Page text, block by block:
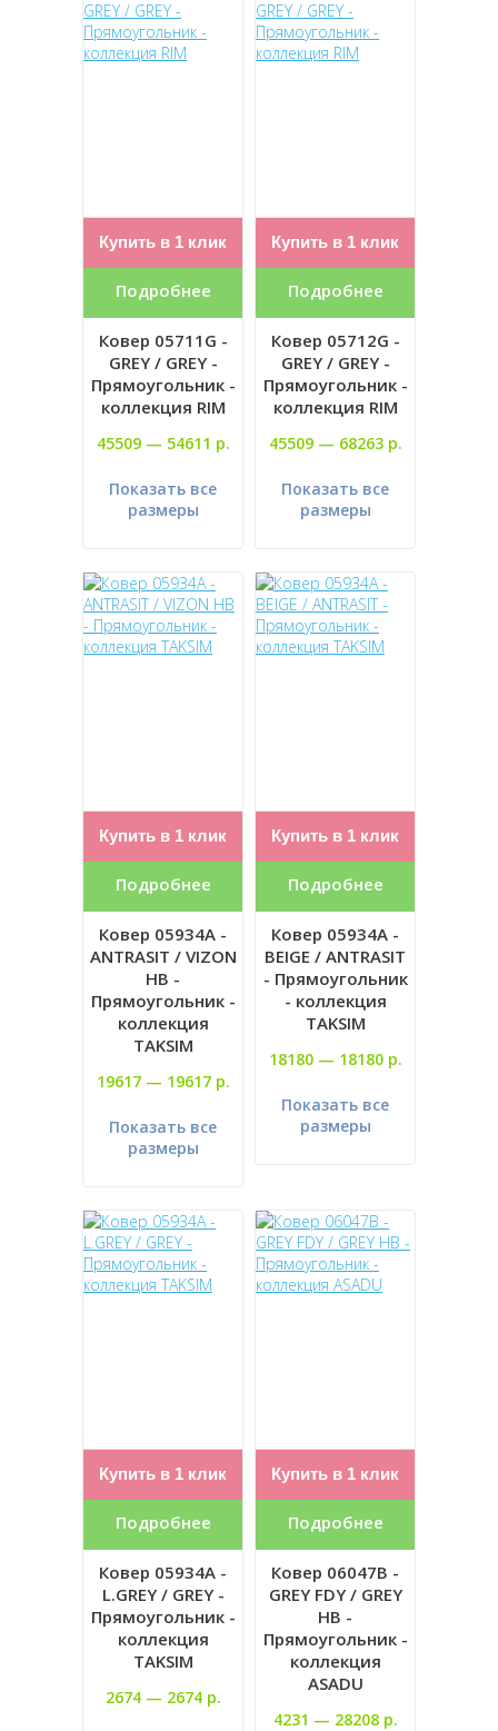
Купить в 1 клик
Подробнее
Ковер 05711G -
GREY / GREY -
Прямоугольник -
коллекция RIM
45509 — 54611 р.
Показать все
размеры
Купить в 1 клик
Подробнее
Ковер 05712G -
GREY / GREY -
Прямоугольник -
коллекция RIM
45509 — 68263 р.
Показать все
размеры
Купить в 1 клик
Подробнее
Ковер 05934A -
ANTRASIT / VIZON
HB -
Прямоугольник -
коллекция
TAKSIM
19617 — 19617 р.
Показать все
размеры
Купить в 1 клик
Подробнее
Ковер 05934A -
BEIGE / ANTRASIT
- Прямоугольник
- коллекция
TAKSIM
18180 — 18180 р.
Показать все
размеры
Купить в 1 клик
Подробнее
Ковер 05934A -
L.GREY / GREY -
Прямоугольник -
коллекция
TAKSIM
2674 — 2674 р.
Купить в 1 клик
Подробнее
Ковер 06047B -
GREY FDY / GREY
HB -
Прямоугольник -
коллекция
ASADU
4231 — 28208 р.